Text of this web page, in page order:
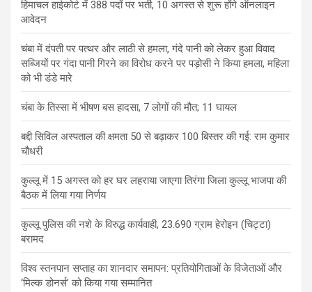
हिमाचल हाईकोर्ट में 388 पदों पर भर्ती, 10 अगस्त से शुरू होंगे ऑनलाइन
आवेदन
चंबा में दंपती पर पत्थर और लाठी से हमला, गंदे पानी को लेकर हुआ विवाद
सब्जियों पर गंदा पानी गिरने का विरोध करने पर पड़ोसी ने किया हमला, महिला
को भी डंडे मारे
चंबा के तिस्सा में भीषण बस हादसा, 7 लोगों की मौत; 11 घायल
बद्दी सिविल अस्पताल की क्षमता 50 से बढ़ाकर 100 बिस्तर की गई: राम कुमार
चौधरी
कुल्लू में 15 अगस्त को हर घर लहराया जाएगा तिरंगा जिला कुल्लू भाजपा की
बैठक में लिया गया निर्णय
कुल्लू पुलिस की नशे के विरुद्ध कार्यवाही, 23.690 ग्राम हेरोइन (चिट्टा)
बरामद
विश्व स्तनपान सप्ताह का शानदार समापन: प्रतियोगिताओं के विजेताओं और
‘मिल्क डोनर्स’ को किया गया सम्मानित